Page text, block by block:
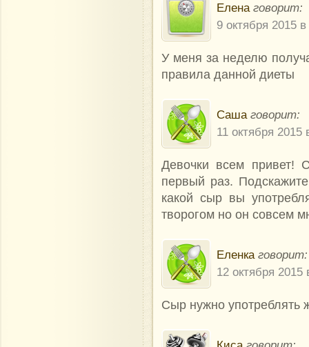
Елена говорит:
9 октября 2015
У меня за неделю
правила данной диеты
Саша говорит:
11 октября 2015
Девочки всем привет!
первый раз.
какой сыр вы
творогом но он совсем
Еленка говорит:
12 октября 2015
Сыр нужно употреблять